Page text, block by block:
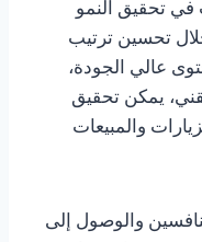
في تحقيق النمو
تحسين ترتيب
عالي الجودة،
يمكن تحقيق
والمبيعات
والوصول إلى